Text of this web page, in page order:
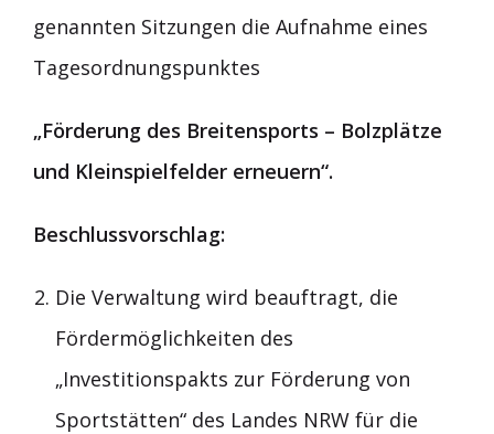
genannten Sitzungen die Aufnahme eines
Tagesordnungspunktes
„Förderung des Breitensports – Bolzplätze
und Kleinspielfelder erneuern“.
Beschlussvorschlag:
Die Verwaltung wird beauftragt, die
Fördermöglichkeiten des
„Investitionspakts zur Förderung von
Sportstätten“ des Landes NRW für die